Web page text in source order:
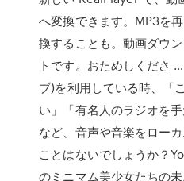
へ変換できます。MP3を
換することも。動画ダウ
トです。おためしくださ
ブ)を利用している時、「
い」「有名人のラジオを
など、音声や音楽をロー
ことはないでしょうか？
のミニマム美少女たちの